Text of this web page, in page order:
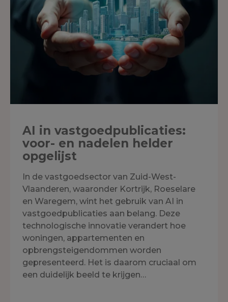
AI in vastgoedpublicaties:
voor- en nadelen helder
opgelijst
In de vastgoedsector van Zuid-West-
Vlaanderen, waaronder Kortrijk, Roeselare
en Waregem, wint het gebruik van AI in
vastgoedpublicaties aan belang. Deze
technologische innovatie verandert hoe
woningen, appartementen en
opbrengsteigendommen worden
gepresenteerd. Het is daarom cruciaal om
een duidelijk beeld te krijgen…